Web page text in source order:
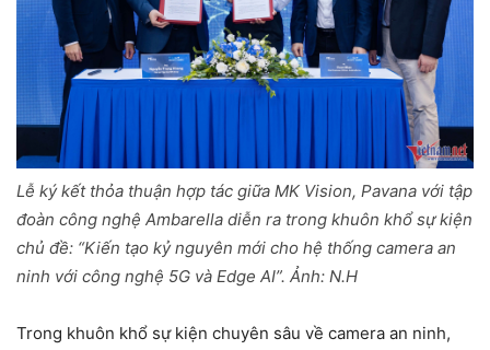
Lễ ký kết thỏa thuận hợp tác giữa MK Vision, Pavana với tập
đoàn công nghệ Ambarella diễn ra trong khuôn khổ sự kiện
chủ đề: “Kiến tạo kỷ nguyên mới cho hệ thống camera an
ninh với công nghệ 5G và Edge AI”. Ảnh: N.H
Trong khuôn khổ sự kiện chuyên sâu về camera an ninh,